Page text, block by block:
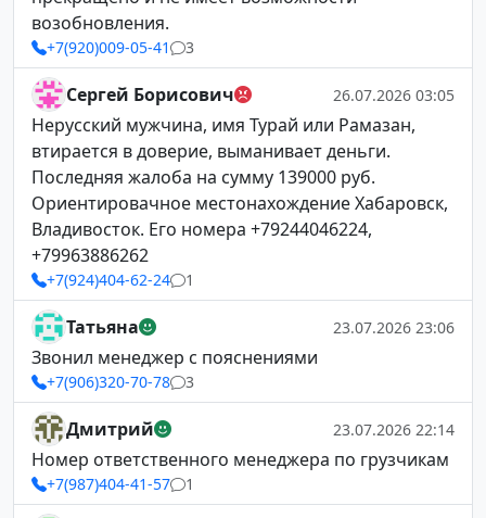
возобновления.
+7(920)009-05-41 3
Сергей Борисович 26.07.2026 03:05
Нерусский мужчина, имя Турай или Рамазан,
втирается в доверие, выманивает деньги.
Последняя жалоба на сумму 139000 руб.
Ориентировачное местонахождение Хабаровск,
Владивосток. Его номера +79244046224,
+79963886262
+7(924)404-62-24 1
Татьяна 23.07.2026 23:06
Звонил менеджер с пояснениями
+7(906)320-70-78 3
Дмитрий 23.07.2026 22:14
Номер ответственного менеджера по грузчикам
+7(987)404-41-57 1